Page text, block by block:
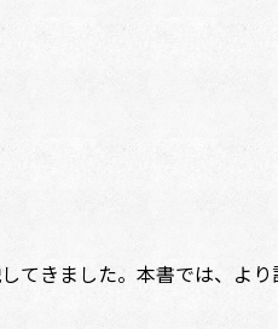
てきました。本書では、よ